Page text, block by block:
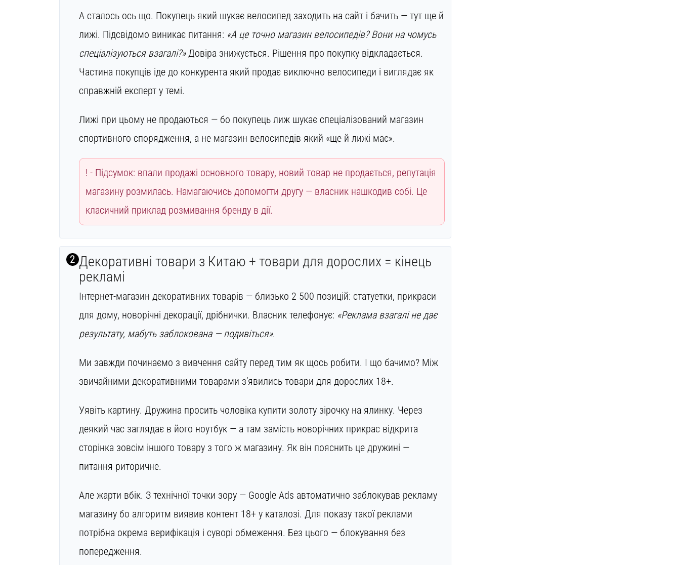
А сталось ось що. Покупець який шукає велосипед заходить на сайт і бачить — тут ще й
лижі. Підсвідомо виникає питання: «А це точно магазин велосипедів? Вони на чомусь
спеціалізуються взагалі?»Довіра знижується. Рішення про покупку відкладається.
Частина покупців іде до конкурента який продає виключно велосипеди і виглядає як
справжній експерт у темі.
Лижі при цьому не продаються — бо покупець лиж шукає спеціалізований магазин
спортивного спорядження, а не магазин велосипедів який «ще й лижі має».
Підсумок: впали продажі основного товару, новий товар не продається, репутація
магазину розмилась. Намагаючись допомогти другу — власник нашкодив собі. Це
класичний приклад розмивання бренду в дії.
2 Декоративні товари з Китаю + товари для дорослих = кінець
рекламі
Інтернет-магазин декоративних товарів — близько 2 500 позицій: статуетки, прикраси
для дому, новорічні декорації, дрібнички. Власник телефонує: «Реклама взагалі не дає
результату, мабуть заблокована — подивіться».
Ми завжди починаємо з вивчення сайту перед тим як щось робити. І що бачимо? Між
звичайними декоративними товарами з’явились товари для дорослих 18+.
Уявіть картину. Дружина просить чоловіка купити золоту зірочку на ялинку. Через
деякий час заглядає в його ноутбук — а там замість новорічних прикрас відкрита
сторінка зовсім іншого товару з того ж магазину. Як він пояснить це дружині —
питання риторичне.
Але жарти вбік. З технічної точки зору — Google Ads автоматично заблокував рекламу
магазину бо алгоритм виявив контент 18+ у каталозі. Для показу такої реклами
потрібна окрема верифікація і суворі обмеження. Без цього — блокування без
попередження.